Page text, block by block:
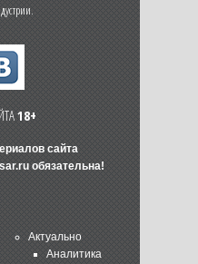
18+
сайта
обязательна!
Актуально
Аналитика